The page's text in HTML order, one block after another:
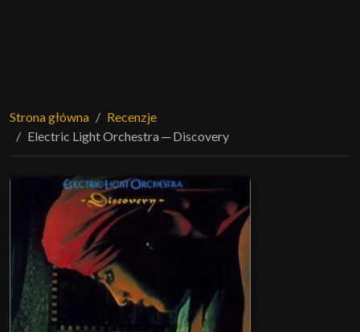
Strona główna
Recenzje
Electric Light Orchestra ─ Discovery